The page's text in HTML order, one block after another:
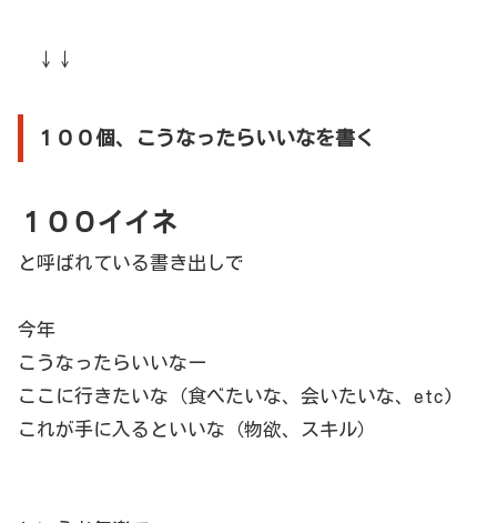
↓↓
１００個、こうなったらいいなを書く
１００イイネ
と呼ばれている書き出しで
今年
こうなったらいいなー
ここに行きたいな（食べたいな、会いたいな、etc)
これが手に入るといいな（物欲、スキル）